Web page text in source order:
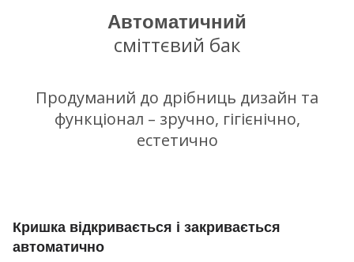
Автоматичний
сміттєвий бак
Продуманий до дрібниць дизайн та
функціонал – зручно, гігієнічно,
естетично
Кришка відкривається і закривається
автоматично